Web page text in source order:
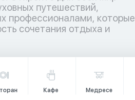
путешествий,
профессионалами, которые
сочетания отдыха и
путешествовать по
но и душой, дабы люди
Кафе Медресе